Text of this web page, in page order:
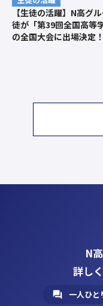
【生徒の活躍】N高グ
徒が「第39回全国高等
の全国大会に出場決定！
N
詳し
一人ひと